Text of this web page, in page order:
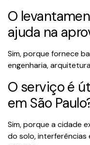
O
ajuda na
Sim, porque fornece
engenharia,
O serviço é
em São
Sim, porque a cidade
do solo, interferências